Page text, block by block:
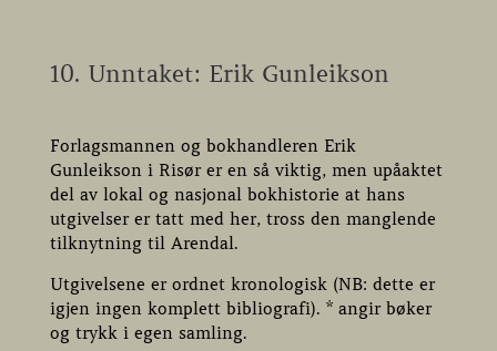
10. Unntaket: Erik Gunleikson
Forlagsmannen og bokhandleren Erik
Gunleikson i Risør er en så viktig, men upåaktet
del av lokal og nasjonal bokhistorie at hans
utgivelser er tatt med her, tross den manglende
tilknytning til Arendal.
Utgivelsene er ordnet kronologisk (NB: dette er
igjen ingen komplett bibliografi). * angir bøker
og trykk i egen samling.